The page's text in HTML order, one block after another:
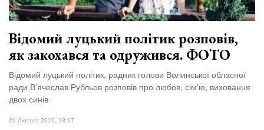
Відомий луцький політик розповів,
як закохався та одружився. ФОТО
Відомий луцький політик, радник голови Волинської обласної
ради В'ячеслав Рубльов розповів про любов, сім’ю, виховання
двох синів
21 Лютого 2019, 13:17